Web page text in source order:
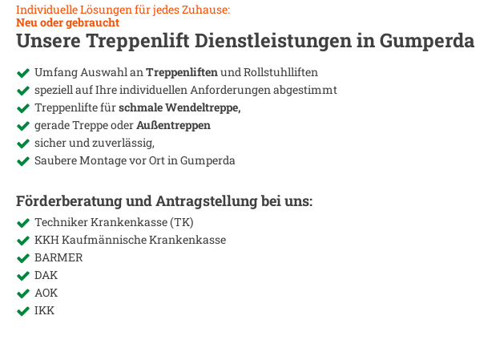
Individuelle Lösungen für jedes Zuhause:
Neu oder gebraucht
Unsere Treppenlift Dienstleistungen inGumperda
Umfang Auswahl an Treppenliftenund Rollstuhlliften
speziell auf Ihre individuellen Anforderungen abgestimmt
Treppenlifte fürschmale Wendeltreppe,
gerade Treppe oderAußentreppen
sicher und zuverlässig,
Saubere Montage vor Ort in Gumperda
Förderberatung und Antragstellung bei uns:
Techniker Krankenkasse (TK)
KKH Kaufmännische Krankenkasse
BARMER
DAK
AOK
IKK